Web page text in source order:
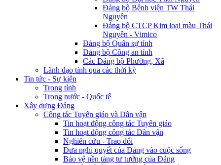
Đảng bộ Bệnh viện TW Thái
Nguyên
Đảng bộ CTCP Kim loại màu Thái
Nguyên - Vimico
Đảng bộ Quân sự tỉnh
Đảng bộ Công an tỉnh
Các Đảng bộ Phường, Xã
Lãnh đạo tỉnh qua các thời kỳ
Tin tức - Sự kiện
Trong tỉnh
Trong nước - Quốc tế
Xây dựng Đảng
Công tác Tuyên giáo và Dân vận
Tin hoạt động công tác Tuyên giáo
Tin hoạt động công tác Dân vận
Nghiên cứu - Trao đổi
Đưa nghị quyết của Đảng vào cuộc sống
Bảo vệ nền tảng tư tưởng của Đảng